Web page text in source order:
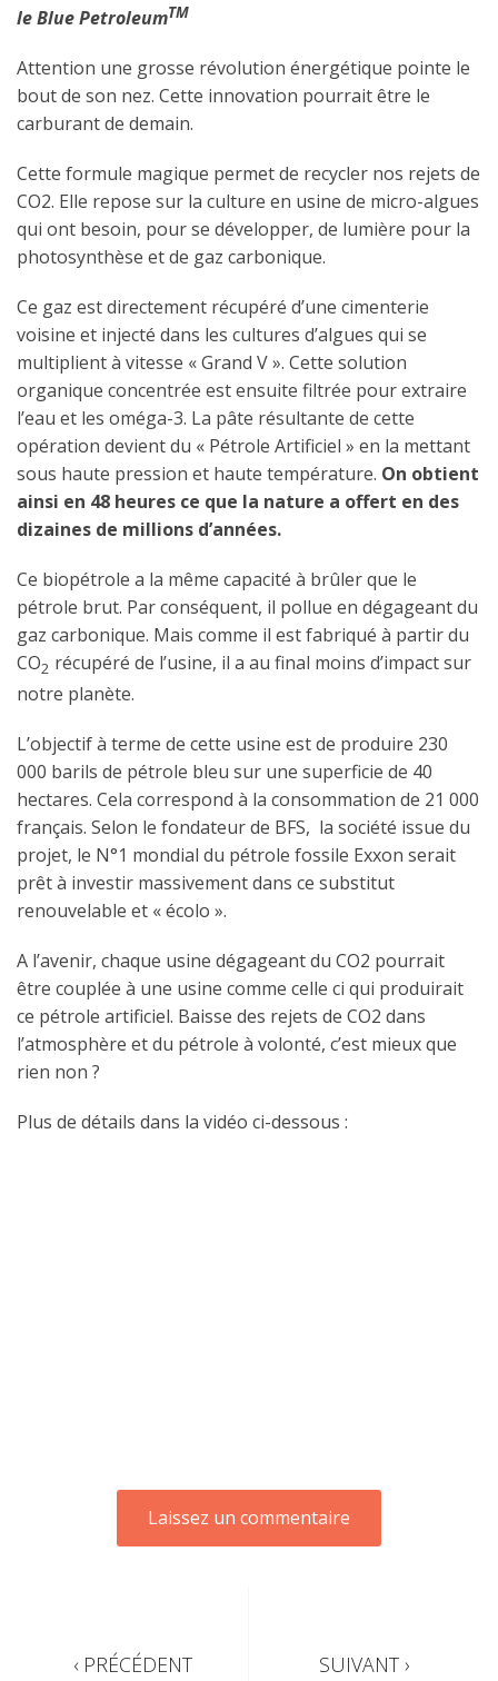
le Blue PetroleumTM
Attention une grosse révolution énergétique pointe le
bout de son nez. Cette innovation pourrait être le
carburant de demain.
Cette formule magique permet de recycler nos rejets de
CO2. Elle repose sur la culture en usine de micro-algues
qui ont besoin, pour se développer, de lumière pour la
photosynthèse et de gaz carbonique.
Ce gaz est directement récupéré d’une cimenterie
voisine et injecté dans les cultures d’algues qui se
multiplient à vitesse « Grand V ». Cette solution
organique concentrée est ensuite filtrée pour extraire
l’eau et les oméga-3. La pâte résultante de cette
opération devient du « Pétrole Artificiel » en la mettant
sous haute pression et haute température. On obtient
ainsi en 48 heures ce que la nature a offert en des
dizaines de millions d’années.
Ce biopétrole a la même capacité à brûler que le
pétrole brut. Par conséquent, il pollue en dégageant du
gaz carbonique. Mais comme il est fabriqué à partir du
CO2 récupéré de l’usine, il a au final moins d’impact sur
notre planète.
L’objectif à terme de cette usine est de produire 230
000 barils de pétrole bleu sur une superficie de 40
hectares. Cela correspond à la consommation de 21 000
français. Selon le fondateur de BFS, la société issue du
projet, le N°1 mondial du pétrole fossile Exxon serait
prêt à investir massivement dans ce substitut
renouvelable et « écolo ».
A l’avenir, chaque usine dégageant du CO2 pourrait
être couplée à une usine comme celle ci qui produirait
ce pétrole artificiel. Baisse des rejets de CO2 dans
l’atmosphère et du pétrole à volonté, c’est mieux que
rien non ?
Plus de détails dans la vidéo ci-dessous :
‹ PRÉCÉDENT SUIVANT ›